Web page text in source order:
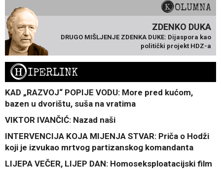
KOLUMNA
ZDENKO DUKA
DRUGO MIŠLJENJE ZDENKA DUKE: Dijaspora kao
politički projekt HDZ-a
HIPERLINK
KAD „RAZVOJ“ POPIJE VODU: More pred kućom,
bazen u dvorištu, suša na vratima
VIKTOR IVANČIĆ: Nazad naši
INTERVENCIJA KOJA MIJENJA STVAR: Priča o Hodži
koji je izvukao mrtvog partizanskog komandanta
LIJEPA VEČER, LIJEP DAN: Homoseksploatacijski film